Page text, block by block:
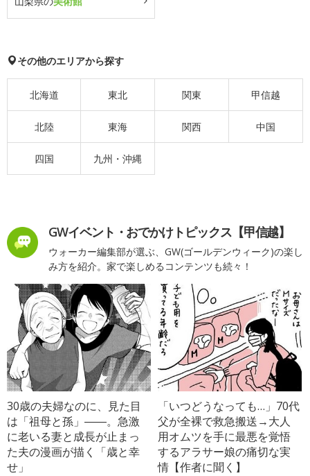
その他のエリアから探す
北海道 東北 関東 甲信越
北陸 東海 関西 中国
四国 九州・沖縄
GWイベント・おでかけトピックス【甲信越】
ウォーカー編集部が選ぶ、GW(ゴールデンウィーク)の楽し
み方を紹介。家で楽しめるコンテンツも続々！
30歳の夫婦なのに、見た目
は「祖母と孫」――。急激
に老いる妻と成長が止まっ
た夫の漫画が描く「歳と幸
せ」
「いつどうなっても…」70代
父が全裸で救急搬送→大人
用オムツを手に最悪を覚悟
するアラサー娘の痛切な実
情【作者に聞く】